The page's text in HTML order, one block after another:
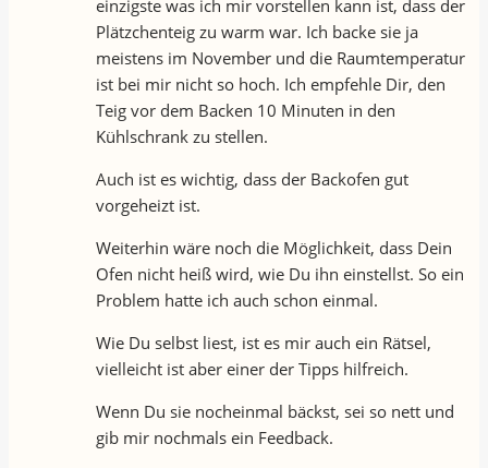
einzigste was ich mir vorstellen kann ist, dass der
Plätzchenteig zu warm war. Ich backe sie ja
meistens im November und die Raumtemperatur
ist bei mir nicht so hoch. Ich empfehle Dir, den
Teig vor dem Backen 10 Minuten in den
Kühlschrank zu stellen.
Auch ist es wichtig, dass der Backofen gut
vorgeheizt ist.
Weiterhin wäre noch die Möglichkeit, dass Dein
Ofen nicht heiß wird, wie Du ihn einstellst. So ein
Problem hatte ich auch schon einmal.
Wie Du selbst liest, ist es mir auch ein Rätsel,
vielleicht ist aber einer der Tipps hilfreich.
Wenn Du sie nocheinmal bäckst, sei so nett und
gib mir nochmals ein Feedback.